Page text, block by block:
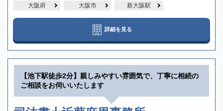
大阪府 大阪市 新大阪駅
詳細を見る
【池下駅徒歩2分】親しみやすい雰囲気で、丁寧に相続の
ご相談をお伺いいたします